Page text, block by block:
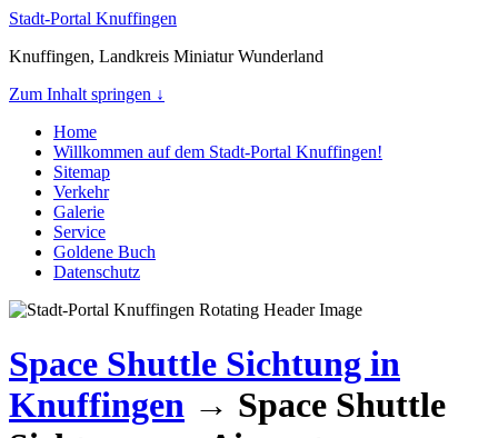
Stadt-Portal Knuffingen
Knuffingen, Landkreis Miniatur Wunderland
Zum Inhalt springen ↓
Home
Willkommen auf dem Stadt-Portal Knuffingen!
Sitemap
Verkehr
Galerie
Service
Goldene Buch
Datenschutz
Space Shuttle Sichtung in
Knuffingen → Space Shuttle